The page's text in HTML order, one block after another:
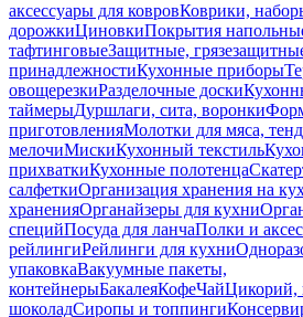
аксессуары для ковровКоврики,
дорожкиЦиновкиПокрытия
тафтинговыеЗащитные,
принадлежностиКухонные приборы
овощерезкиРазделочные доски
таймерыДуршлаги, сита, воронки
приготовленияМолотки для мяса,
мелочиМискиКухонный текстиль
прихваткиКухонные полотенца
салфеткиОрганизация хранения на
храненияОрганайзеры для кухни
специйПосуда для ланчаПолки и
рейлингиРейлинги для кухни
упаковкаВакуумные пакеты,
контейнерыБакалеяКофеЧайЦикорий,
шоколадСиропы и топпинги